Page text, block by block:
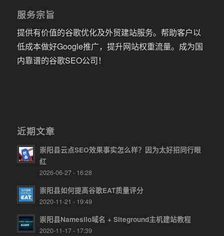
服务宗旨
提供有价值的谷歌优化及外贸建站服务。帮助客户以
低成本做好Google推广，提升网站权重流量。成为国
内靠谱的谷歌SEO公司！
近期文章
崇阳县云点SEO效果事实怎么样？因为太好招同行眼
红
2026-06-27 - 16:28
崇阳县如何提高谷歌EAT质量评分
2020-11-21 - 19:49
崇阳县Namesilo域名 + Siteground主机建站教程
2020-11-17 - 17:39